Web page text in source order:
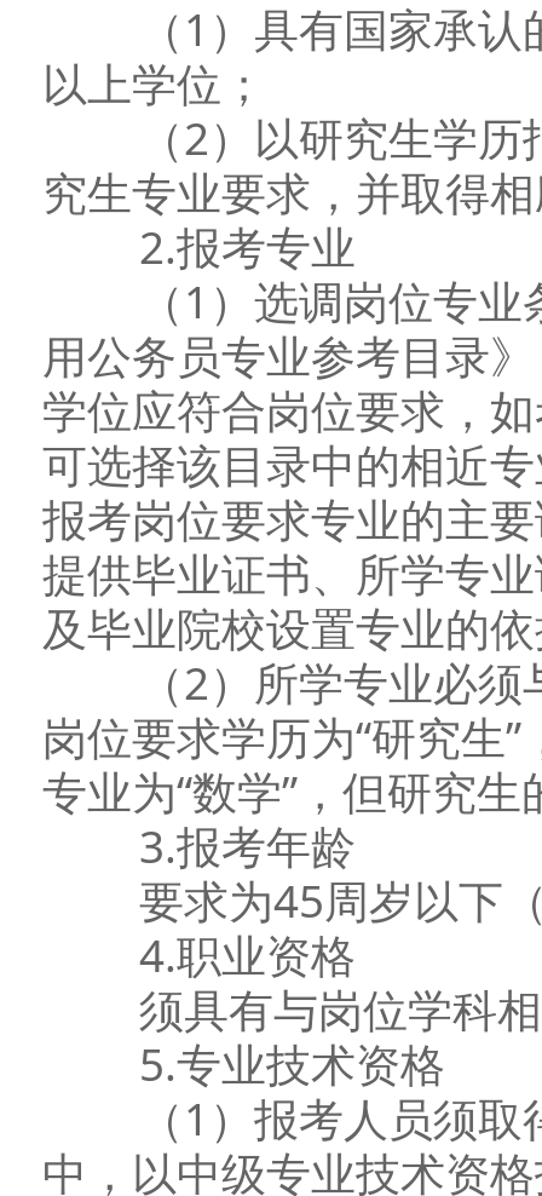
（1）具有国家承认
以上学位；
（2）以研究生学历
究生专业要求，并取得
2.报考专业
（1）选调岗位专业
用公务员专业参考目录
学位应符合岗位要求，
可选择该目录中的相近
报考岗位要求专业的主
提供毕业证书、所学专
及毕业院校设置专业的
（2）所学专业必须
岗位要求学历为“研究生
专业为“数学”，但研究
3.报考年龄
要求为45周岁以下（
4.职业资格
须具有与岗位学科相
5.专业技术资格
（1）报考人员须取
中，以中级专业技术资